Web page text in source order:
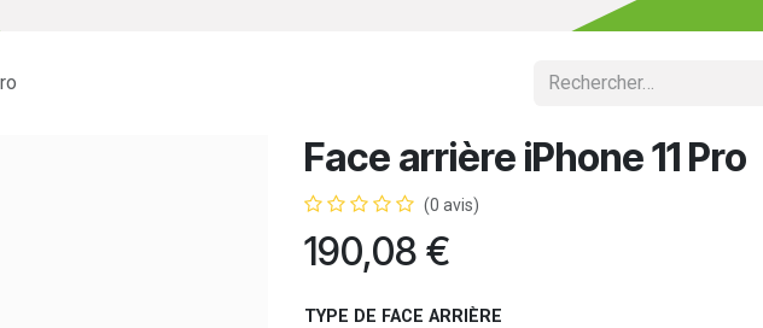
Face arrière iPhone 11 Pro
(0 avis)
190,08 €
TYPE DE FACE ARRIÈRE